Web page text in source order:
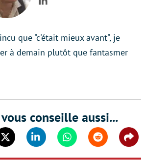
LinkedIn
que "c'était mieux avant", je
à demain plutôt que fantasmer
conseille aussi...
Twitter Linkedin WhatsappReddit